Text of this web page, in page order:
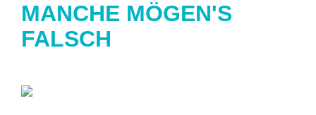
MANCHE MÖGEN'S
FALSCH